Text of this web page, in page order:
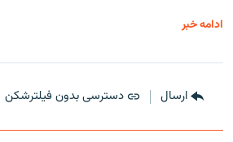
ادامه خبر
ارسال دسترسی بدون فیلترشکن